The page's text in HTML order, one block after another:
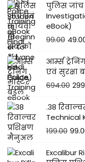
पुलिस जांच
eBook)
99.00
आर्म्स
एवं सुरक्षा
694.00
.38
Technical
199.00
Excalibur